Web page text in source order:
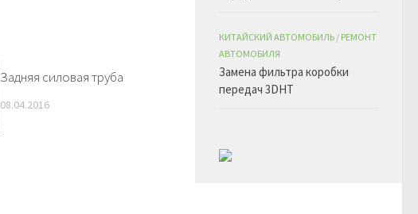
Задняя силовая труба
08.04.2016
КИТАЙСКИЙ АВТОМОБИЛЬ / РЕМОНТ
АВТОМОБИЛЯ
Замена фильтра коробки
передач 3DHT